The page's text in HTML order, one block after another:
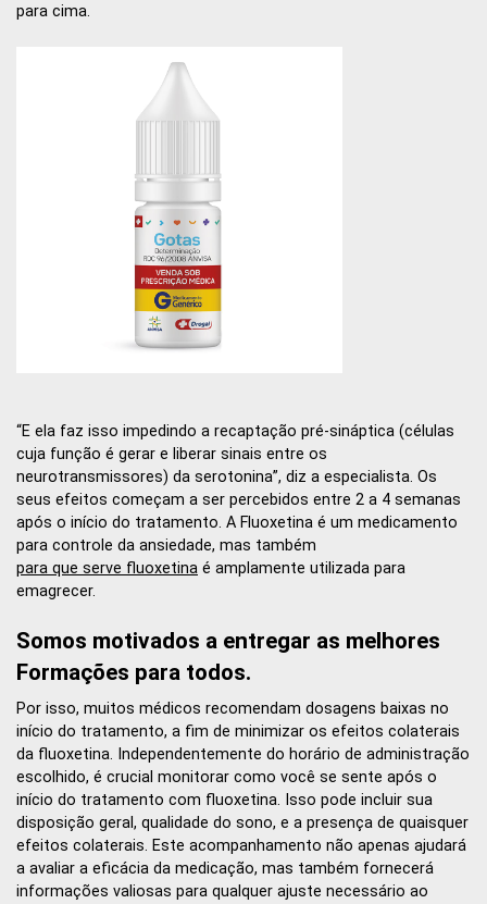
para cima.
“E ela faz isso impedindo a recaptação pré-sináptica (células
cuja função é gerar e liberar sinais entre os
neurotransmissores) da serotonina”, diz a especialista. Os
seus efeitos começam a ser percebidos entre 2 a 4 semanas
após o início do tratamento. A Fluoxetina é um medicamento
para controle da ansiedade, mas também
para que serve fluoxetina é amplamente utilizada para
emagrecer.
Somos motivados a entregar as melhores
Formações para todos.
Por isso, muitos médicos recomendam dosagens baixas no
início do tratamento, a fim de minimizar os efeitos colaterais
da fluoxetina. Independentemente do horário de administração
escolhido, é crucial monitorar como você se sente após o
início do tratamento com fluoxetina. Isso pode incluir sua
disposição geral, qualidade do sono, e a presença de quaisquer
efeitos colaterais. Este acompanhamento não apenas ajudará
a avaliar a eficácia da medicação, mas também fornecerá
informações valiosas para qualquer ajuste necessário ao